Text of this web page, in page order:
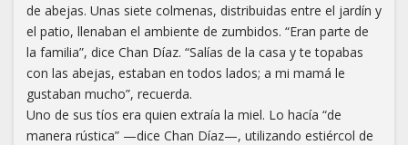
de abejas. Unas siete colmenas, distribuidas entre el jardín y
el patio, llenaban el ambiente de zumbidos. “Eran parte de
la familia”, dice Chan Díaz. “Salías de la casa y te topabas
con las abejas, estaban en todos lados; a mi mamá le
gustaban mucho”, recuerda.
Uno de sus tíos era quien extraía la miel. Lo hacía “de
manera rústica” —dice Chan Díaz—, utilizando estiércol de